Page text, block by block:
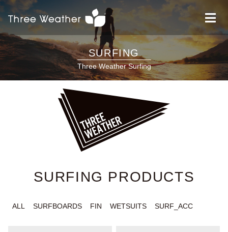
SURFING
Three Weather Surfing
SURFING PRODUCTS
ALL SURFBOARDS FIN WETSUITS SURF_ACC